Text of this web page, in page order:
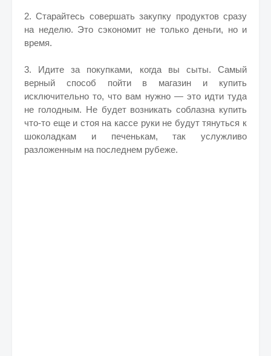
2. Старайтесь совершать закупку продуктов сразу
на неделю. Это сэкономит не только деньги, но и
время.
3. Идите за покупками, когда вы сыты. Самый
верный способ пойти в магазин и купить
исключительно то, что вам нужно — это идти туда
не голодным. Не будет возникать соблазна купить
что-то еще и стоя на кассе руки не будут тянуться к
шоколадкам и печенькам, так услужливо
разложенным на последнем рубеже.